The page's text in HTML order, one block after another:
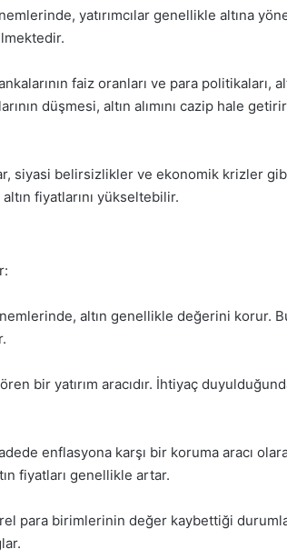
yatırımcılar genellikle altına
faiz oranları ve para politikaları,
düşmesi, altın alımını cazip hale
siyasi belirsizlikler ve ekonomik krizler
altın fiyatlarını yükseltebilir.
altın genellikle değerini korur.
bir yatırım aracıdır. İhtiyaç
enflasyona karşı bir koruma aracı
fiyatları genellikle artar.
para birimlerinin değer kaybettiği